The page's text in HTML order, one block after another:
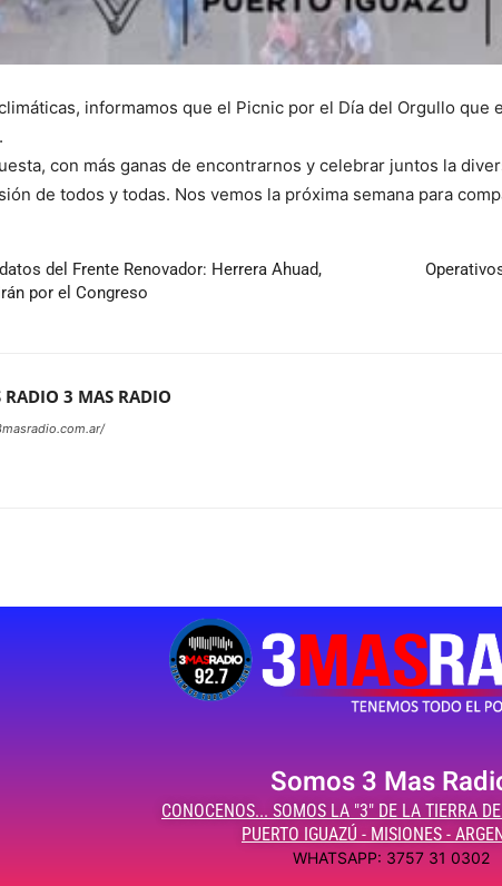
informamos que el Picnic por el Día del Orgullo que
con más ganas de encontrarnos y celebrar juntos la
de todos y todas. Nos vemos la próxima semana para
del Frente Renovador: Herrera Ahuad,
por el Congreso
RADIO 3 MAS RADIO
Somos 3 Mas
CONOCENOS... SOMOS LA "3" DE LA TIERRA
PUERTO IGUAZÚ - MISIONES -
WHATSAPP: 3757 31 0302